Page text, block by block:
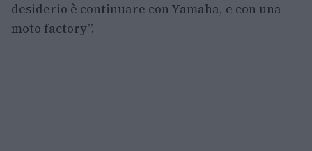
desiderio è continuare con Yamaha, e con una
moto factory”.